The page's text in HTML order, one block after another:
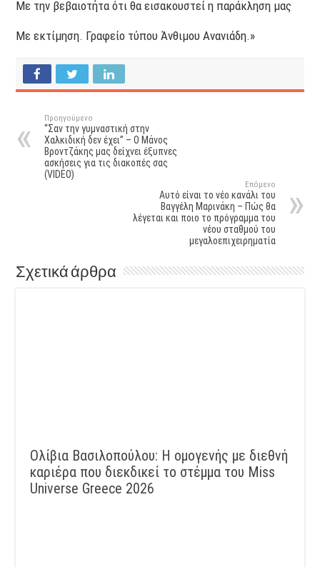
Με την βεβαιοτήτα ότι θα εισακουστεί η παράκληση μας
Με εκτίμηση. Γραφείο τύπου Άνθιμου Ανανιάδη.»
Προηγούμενο
“Σαν την γυμναστική στην
Χαλκιδική δεν έχει” – Ο Μάνος
Βροντζάκης μας δείχνει έξυπνες
ασκήσεις για τις διακοπές σας
(VIDEO)
Επόμενο
Αυτό είναι το νέο κανάλι του
Βαγγέλη Μαρινάκη – Πώς θα
λέγεται και ποιο το πρόγραμμα του
νέου σταθμού του
μεγαλοεπιχειρηματία
Σχετικά άρθρα
Ολίβια Βασιλοπούλου: Η ομογενής με διεθνή
καριέρα που διεκδικεί το στέμμα του Miss
Universe Greece 2026